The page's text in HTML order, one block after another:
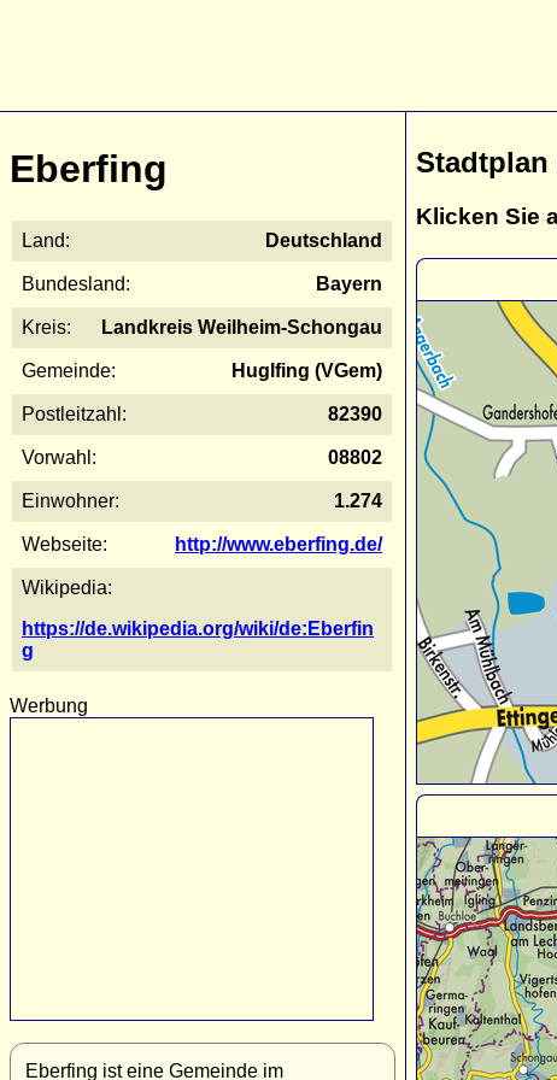
Eberfing
Land: Deutschland
Bundesland: Bayern
Kreis: Landkreis Weilheim-Schongau
Gemeinde: Huglfing (VGem)
Postleitzahl: 82390
Vorwahl: 08802
Einwohner: 1.274
Webseite: http://www.eberfing.de/
Wikipedia:
https://de.wikipedia.org/wiki/de:Eberfin
g
Werbung
Eberfing ist eine Gemeinde im
Stadtplan
Klicken Sie